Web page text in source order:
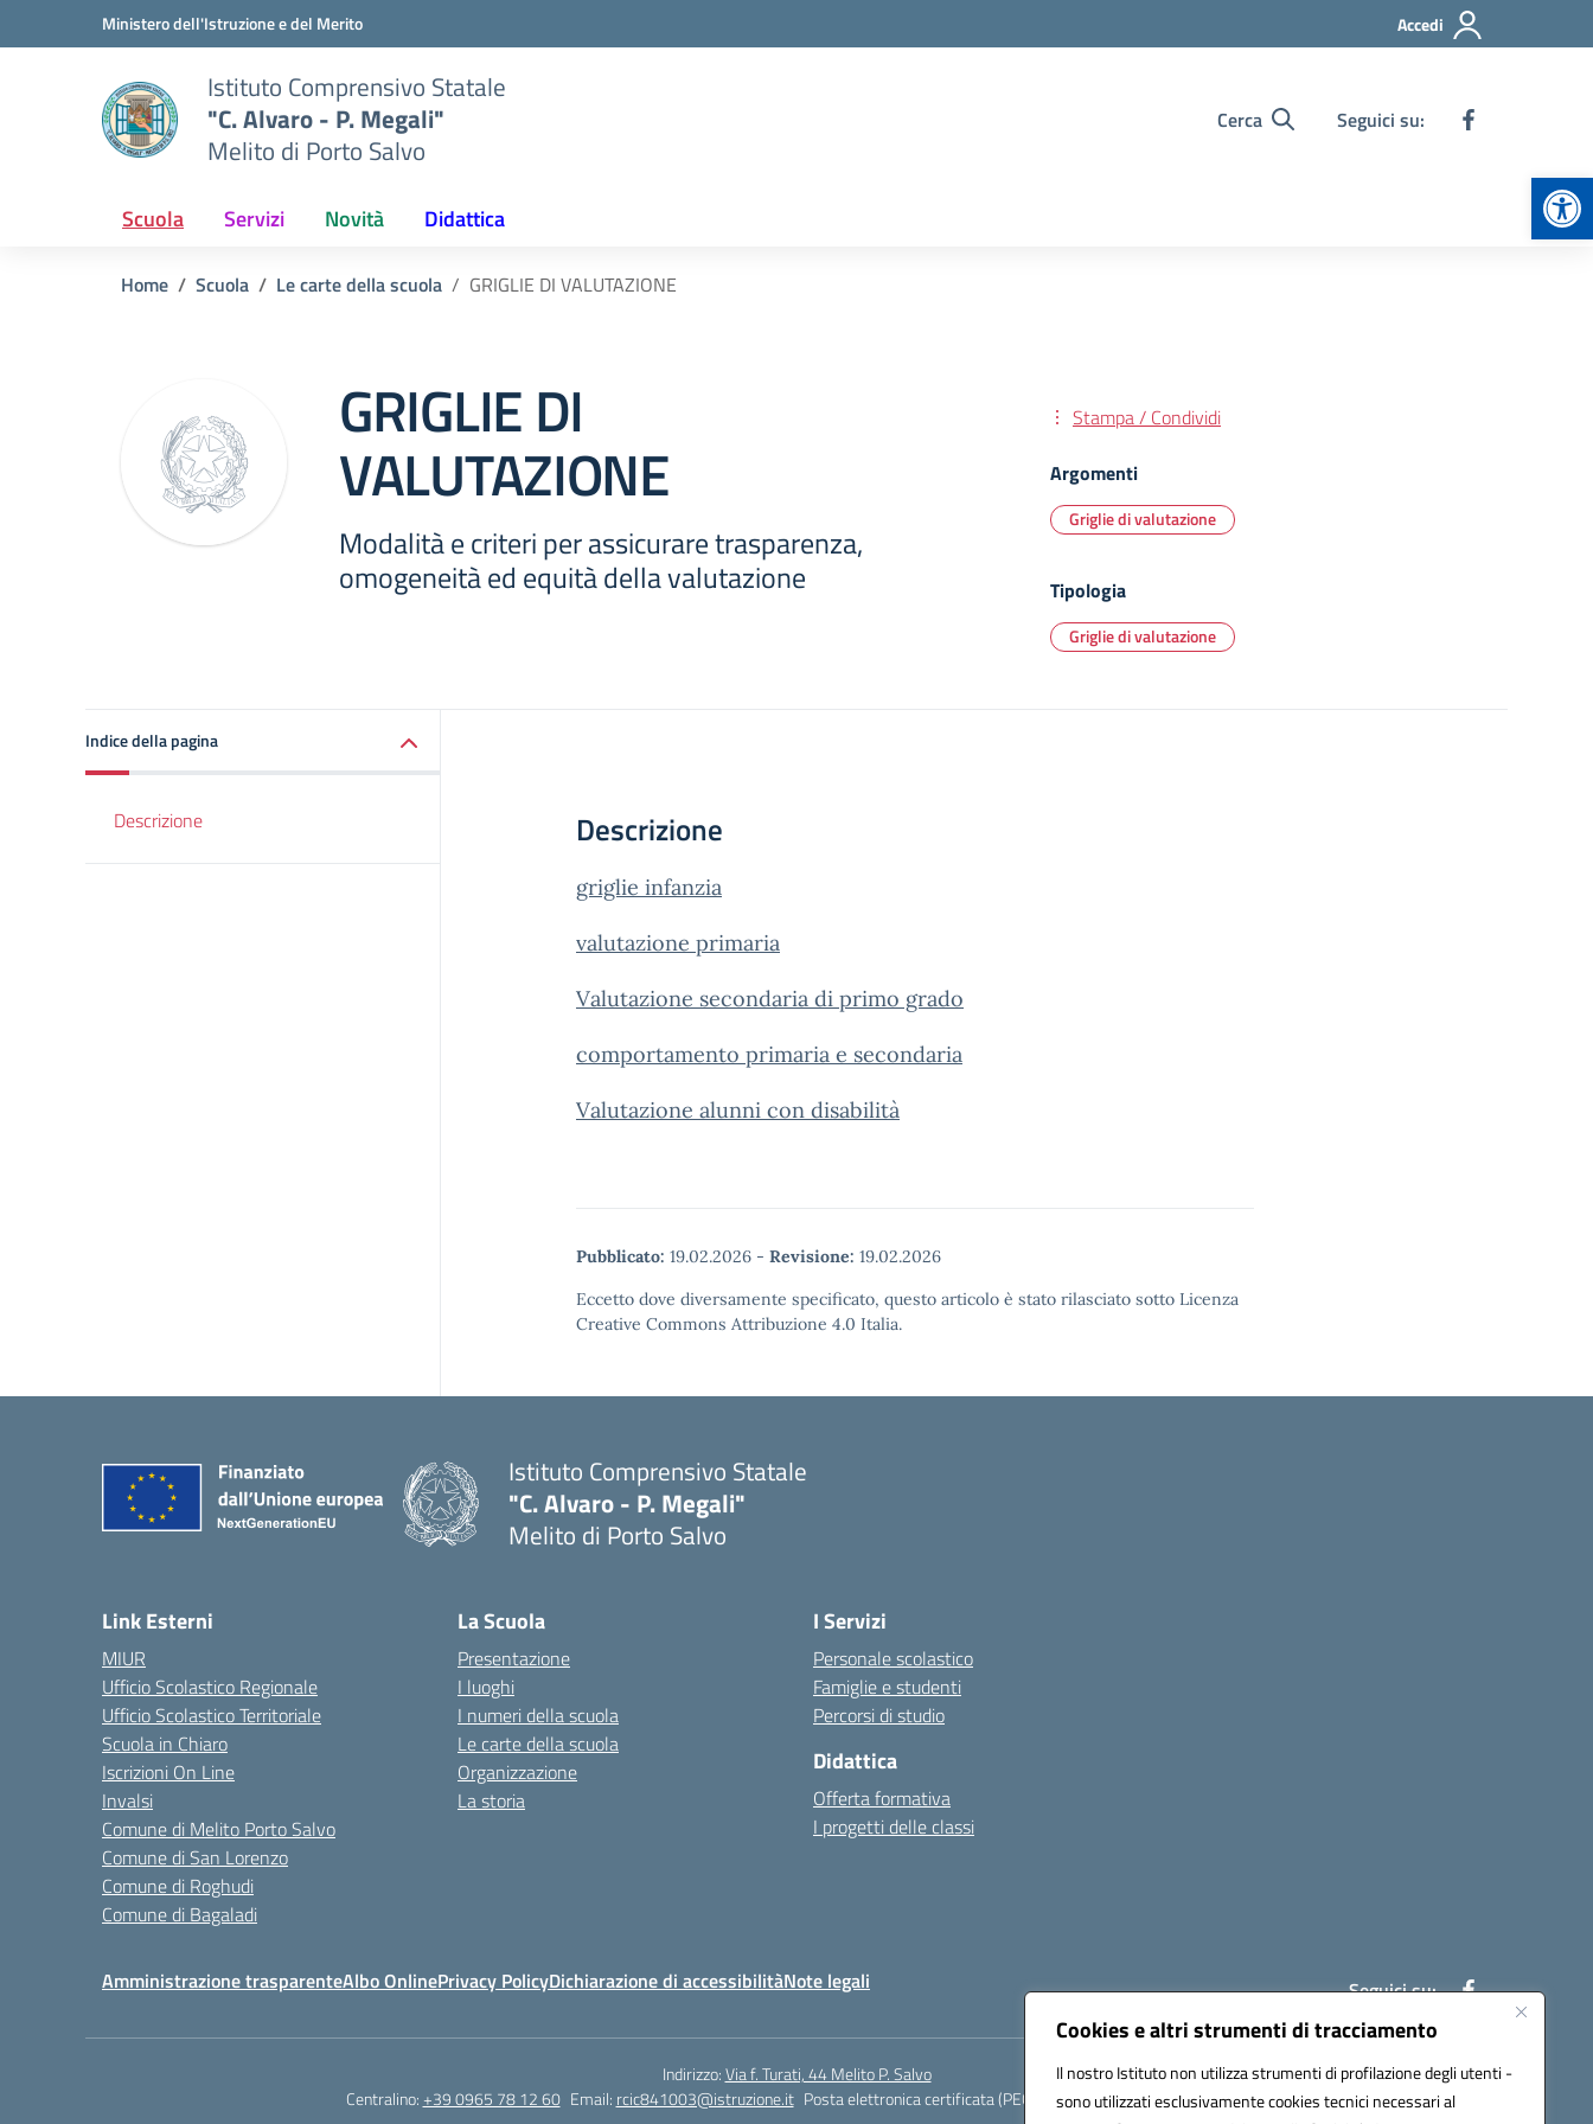
Cookies e altri strumenti di tracciamento
Il nostro Istituto non utilizza strumenti di profilazione degli utenti -
sono utilizzati esclusivamente cookies tecnici necessari al
Vai ai contenuti
Vai al menu di navigazioneMinistero dell'Istruzione e del Merito Accedi
Istituto Comprensivo Statale
"C. Alvaro - P. Megali"
Melito di Porto Salvo
Cerca Seguici su:
Scuola Servizi Novità Didattica
Home Scuola Le carte della scuola GRIGLIE DI VALUTAZIONE
GRIGLIE DI
VALUTAZIONE
Modalità e criteri per assicurare trasparenza,
omogeneità ed equità della valutazione
Stampa / Condividi
Argomenti
Griglie di valutazione
Tipologia
Griglie di valutazione
Indice della pagina
Descrizione Descrizione
griglie infanzia
valutazione primaria
Valutazione secondaria di primo grado
comportamento primaria e secondaria
Valutazione alunni con disabilità
Pubblicato: 19.02.2026 - Revisione: 19.02.2026
Eccetto dove diversamente specificato, questo articolo è stato rilasciato sotto Licenza
Creative Commons Attribuzione 4.0 Italia.
Istituto Comprensivo Statale
"C. Alvaro - P. Megali"
Melito di Porto Salvo
Link Esterni
MIUR
Ufficio Scolastico Regionale
Ufficio Scolastico Territoriale
Scuola in Chiaro
Iscrizioni On Line
Invalsi
Comune di Melito Porto Salvo
Comune di San Lorenzo
Comune di Roghudi
Comune di Bagaladi
La Scuola
Presentazione
I luoghi
I numeri della scuola
Le carte della scuola
Organizzazione
La storia
I Servizi
Personale scolastico
Famiglie e studenti
Percorsi di studio
Didattica
Offerta formativa
I progetti delle classi
Amministrazione trasparenteAlbo OnlinePrivacy PolicyDichiarazione di accessibilitàNote legali Seguici su:
Indirizzo:Via f. Turati, 44 Melito P. Salvo
Centralino:+39 0965 78 12 60 Email: rcic841003@istruzione.it Posta elettronica certificata (PEC): rcic841003@pec.istruzione.it